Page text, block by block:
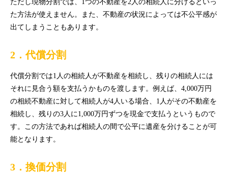
ただし現物分割では、1つの不動産を2人の相続人に分けるといっ
た方法が使えません。また、不動産の状況によっては不公平感が
出てしまうこともあります。
2．代償分割
代償分割では1人の相続人が不動産を相続し、残りの相続人には
それに見合う額を支払うかものを渡します。例えば、4,000万円
の相続不動産に対して相続人が4人いる場合、1人がその不動産を
相続し、残りの3人に1,000万円ずつを現金で支払うというもので
す。この方法であれば相続人の間で公平に遺産を分けることが可
能となります。
3．換価分割